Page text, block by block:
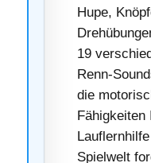
Hupe,
19
Renn-
die
Fähigkeiten
Spielwelt